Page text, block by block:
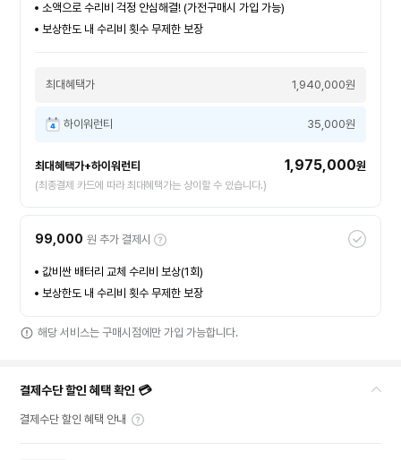
소액으로 수리비 걱정 안심해결! (가전구매시 가입 가능)
보상한도 내 수리비 횟수 무제한 보장
최대혜택가 1,940,000원
하이워런티 35,000원
최대혜택가+하이워런티 1,975,000원
(최종결제 카드에 따라 최대혜택가는 상이할 수 있습니다.)
99,000 원 추가 결제시
값비싼 배터리 교체 수리비 보상(1회)
보상한도 내 수리비 횟수 무제한 보장
해당 서비스는 구매시점에만 가입 가능합니다.
결제수단 할인 혜택 확인 💳
결제수단 할인 혜택 안내